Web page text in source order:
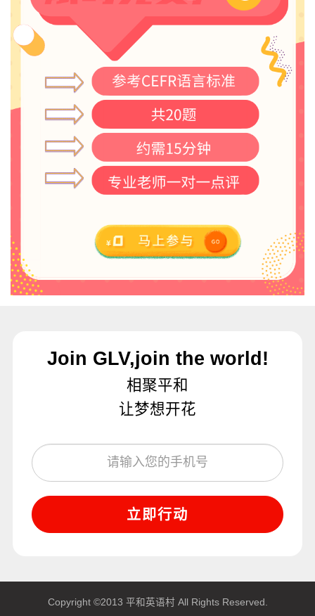
Join GLV,join the world!
相聚平和
让梦想开花
立即行动
Copyright ©2013 平和英语村 All Rights Reserved.